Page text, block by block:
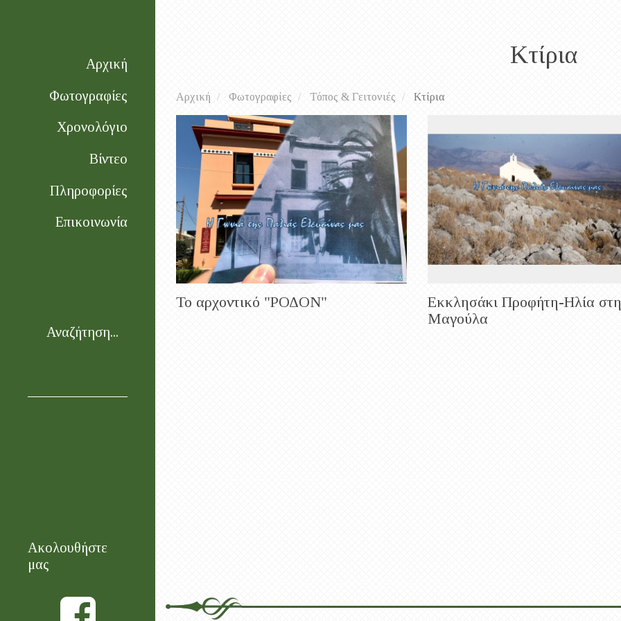
Αρχική
Φωτογραφίες
Χρονολόγιο
Βίντεο
Πληροφορίες
Επικοινωνία
Αναζήτηση...
Ακολουθήστε
μας
Κτίρια
Αρχική Φωτογραφίες Τόπος & Γειτονιές Κτίρια
Το αρχοντικό "ΡΟΔΟΝ"
Εκκλησάκι Προφήτη-Ηλία
Μαγούλα